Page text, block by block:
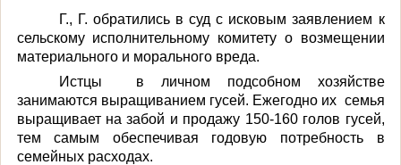
Г., Г. обратились в суд с исковым заявлением к
сельскому исполнительному комитету о возмещении
материального и морального вреда.
Истцы
в личном подсобном хозяйстве
занимаются выращиванием гусей. Ежегодно их семья
выращивает на забой и продажу 150-160 голов гусей,
тем самым обеспечивая годовую потребность в
семейных расходах.